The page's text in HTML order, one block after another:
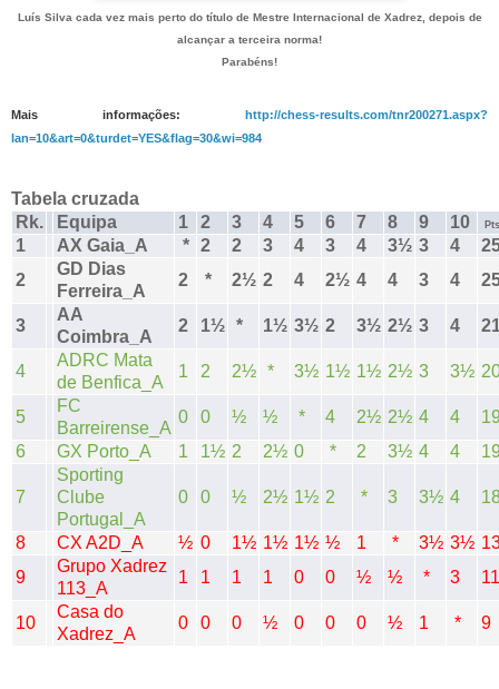
Luís Silva cada vez mais perto do título de Mestre Internacional de Xadrez, depois de
alcançar a terceira norma!
Parabéns!
Mais informações: http://chess-results.com/tnr200271.aspx?
lan=10&art=0&turdet=YES&flag=30&wi=984
Tabela cruzada
Rk.
Equipa 1 2 3 4 5 6 7 8 9 10 Pts
1 AX Gaia_A * 2 2 3 4 3 4 3½ 3 4
2
GD Dias
Ferreira_A
2 * 2½ 2 4 2½ 4 4 3 4
3
AA
Coimbra_A
2 1½ * 1½ 3½ 2 3½ 2½ 3 4
4
ADRC Mata
de Benfica_A
1 2 2½ * 3½ 1½ 1½ 2½ 3 3½
5
FC
Barreirense_A
0 0 ½ ½ * 4 2½ 2½ 4 4
6
GX Porto_A 1 1½ 2 2½ 0 * 2 3½ 4 4
7
Sporting
Clube
Portugal_A
0 0 ½ 2½ 1½ 2 * 3 3½ 4
8 CX A2D_A ½ 0 1½ 1½ 1½ ½ 1 * 3½ 3½
9
Grupo Xadrez
113_A
1 1 1 1 0 0 ½ ½ * 3 11
10
Casa do
Xadrez_A
0 0 0 ½ 0 0 0 ½ 1 * 9